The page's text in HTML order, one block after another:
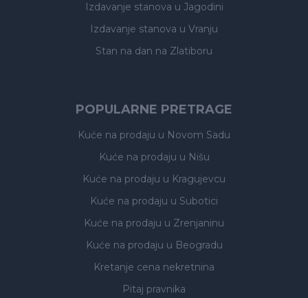
Izdavanje stanova u Jagodini
Izdavanje stanova u Vranju
Stan na dan na Zlatiboru
POPULARNE PRETRAGE
Kuće na prodaju u Novom Sadu
Kuće na prodaju u Nišu
Kuće na prodaju u Kragujevcu
Kuće na prodaju u Subotici
Kuće na prodaju u Zrenjaninu
Kuće na prodaju u Beogradu
Kretanje cena nekretnina
Pitaj pravnika